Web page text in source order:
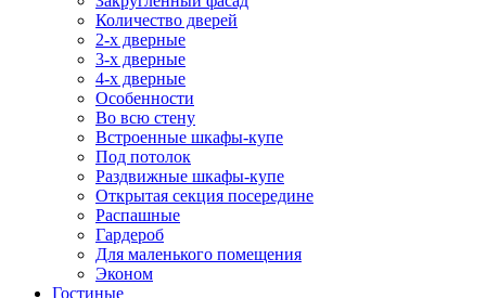
Количество дверей
2-х дверные
3-х дверные
4-х дверные
Особенности
Во всю стену
Встроенные шкафы-купе
Под потолок
Раздвижные шкафы-купе
Открытая секция посередине
Распашные
Гардероб
Для маленького помещения
Эконом
Гостиные